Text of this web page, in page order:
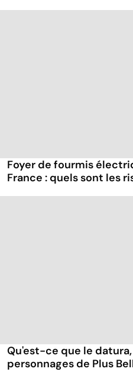
Foyer de fourmis
France : quels sont les
Qu'est-ce que le
personnages de Plus